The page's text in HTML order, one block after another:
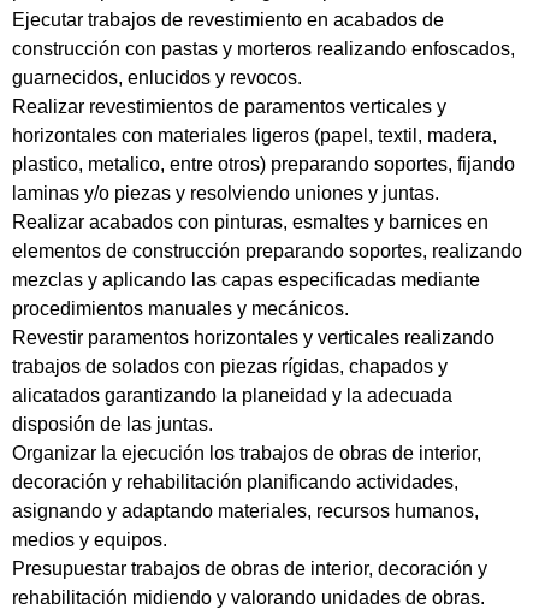
Ejecutar trabajos de revestimiento en acabados de
construcción con pastas y morteros realizando enfoscados,
guarnecidos, enlucidos y revocos.
Realizar revestimientos de paramentos verticales y
horizontales con materiales ligeros (papel, textil, madera,
plastico, metalico, entre otros) preparando soportes, fijando
laminas y/o piezas y resolviendo uniones y juntas.
Realizar acabados con pinturas, esmaltes y barnices en
elementos de construcción preparando soportes, realizando
mezclas y aplicando las capas especificadas mediante
procedimientos manuales y mecánicos.
Revestir paramentos horizontales y verticales realizando
trabajos de solados con piezas rígidas, chapados y
alicatados garantizando la planeidad y la adecuada
disposión de las juntas.
Organizar la ejecución los trabajos de obras de interior,
decoración y rehabilitación planificando actividades,
asignando y adaptando materiales, recursos humanos,
medios y equipos.
Presupuestar trabajos de obras de interior, decoración y
rehabilitación midiendo y valorando unidades de obras.